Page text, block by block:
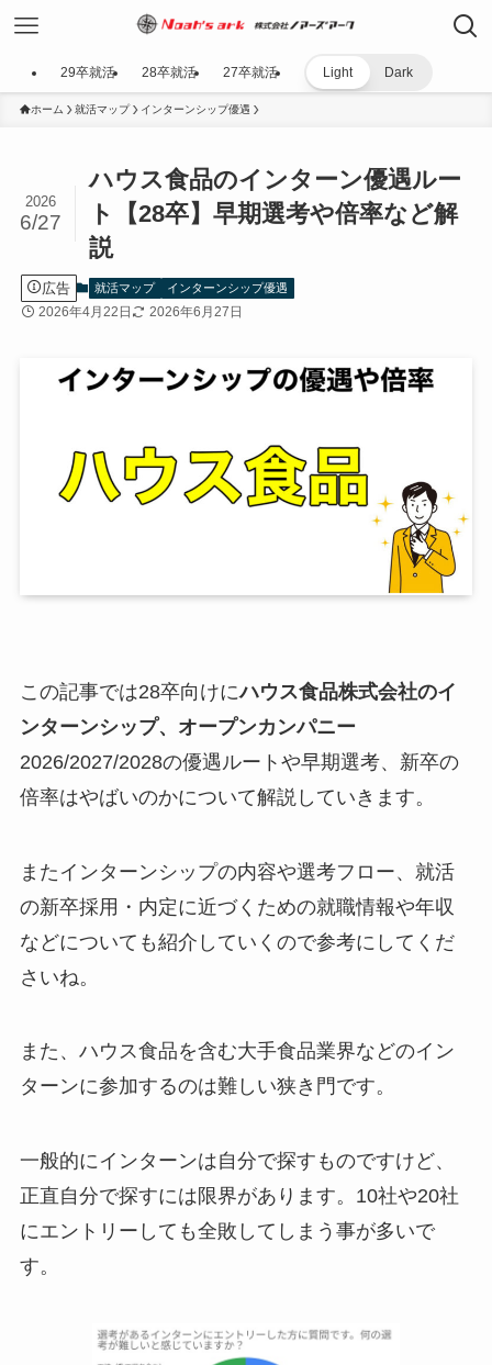
29卒就活 28卒就活 27卒就活 Light Dark
ホーム 就活マップ インターンシップ優遇
ハウス食品のインターン優遇ルー
ト【28卒】早期選考や倍率など解
説
2026
6/27
広告 就活マップ インターンシップ優遇
2026年4月22日 2026年6月27日
この記事では28卒向けにハウス食品株式会社のイ
ンターンシップ、オープンカンパニー
2026/2027/2028の優遇ルートや早期選考、新卒の
倍率はやばいのかについて解説していきます。
またインターンシップの内容や選考フロー、就活
の新卒採用・内定に近づくための就職情報や年収
などについても紹介していくので参考にしてくだ
さいね。
また、ハウス食品を含む大手食品業界などのイン
ターンに参加するのは難しい狭き門です。
一般的にインターンは自分で探すものですけど、
正直自分で探すには限界があります。10社や20社
にエントリーしても全敗してしまう事が多いで
す。